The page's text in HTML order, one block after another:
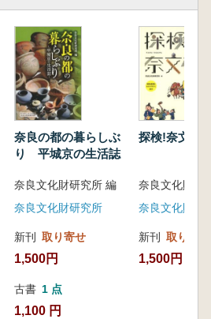
奈良の都の暮らしぶ
り 平城京の生活誌
奈良文化財研究所 編
奈良文化財研究所
新刊 取り寄せ
1,500円
古書 1 点
1,100 円
探検!奈文研
奈良文化財
奈良文化財研
新刊 取り寄せ
1,500円